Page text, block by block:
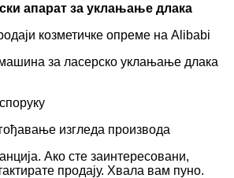
апарат за уклањање длака
козметичке опреме на Alibabi
за ласерско уклањање длака
изгледа производа
Ако сте заинтересовани,
продају. Хвала вам пуно.